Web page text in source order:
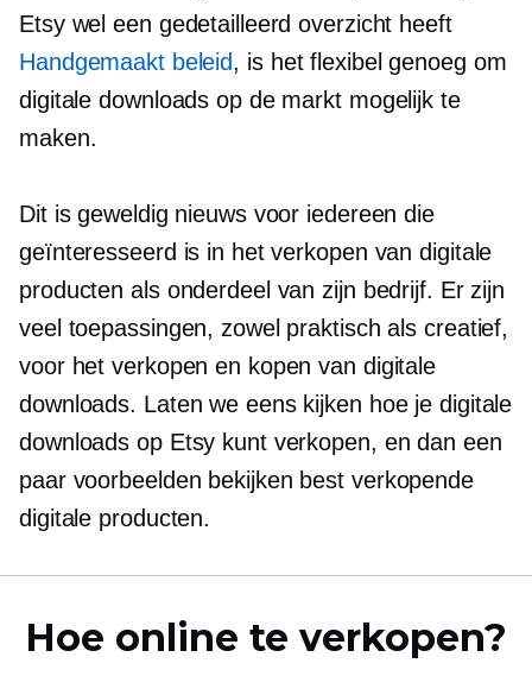
Etsy wel een gedetailleerd overzicht heeft
Handgemaakt beleid, is het flexibel genoeg om
digitale downloads op de markt mogelijk te
maken.
Dit is geweldig nieuws voor iedereen die
geïnteresseerd is in het verkopen van digitale
producten als onderdeel van zijn bedrijf. Er zijn
veel toepassingen, zowel praktisch als creatief,
voor het verkopen en kopen van digitale
downloads. Laten we eens kijken hoe je digitale
downloads op Etsy kunt verkopen, en dan een
paar voorbeelden bekijken best verkopende
digitale producten.
Hoe online te verkopen?